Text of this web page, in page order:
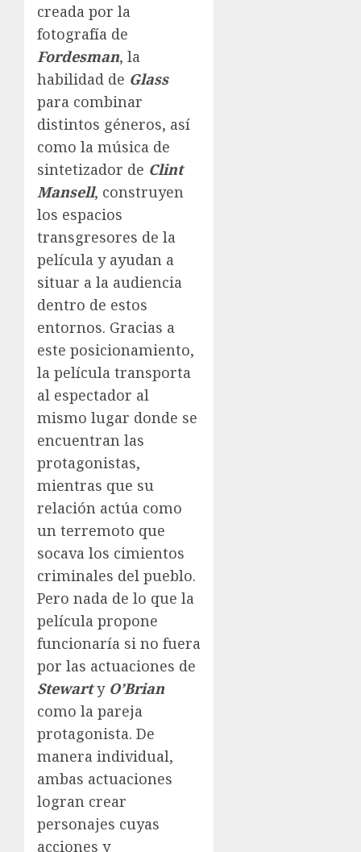
creada por la
fotografía de
Fordesman, la
habilidad de Glass
para combinar
distintos géneros, así
como la música de
sintetizador de Clint
Mansell, construyen
los espacios
transgresores de la
película y ayudan a
situar a la audiencia
dentro de estos
entornos. Gracias a
este posicionamiento,
la película transporta
al espectador al
mismo lugar donde se
encuentran las
protagonistas,
mientras que su
relación actúa como
un terremoto que
socava los cimientos
criminales del pueblo.
Pero nada de lo que la
película propone
funcionaría si no fuera
por las actuaciones de
Stewarty O’Brian
como la pareja
protagonista. De
manera individual,
ambas actuaciones
logran crear
personajes cuyas
acciones y